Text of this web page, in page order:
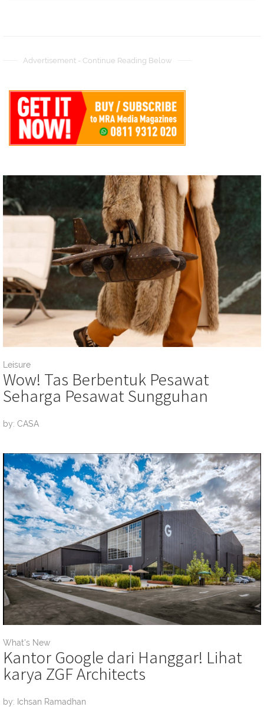
Advertisement - Continue Reading Below
Leisure
Wow! Tas Berbentuk Pesawat
Seharga Pesawat Sungguhan
by: CASA
What's New
Kantor Google dari Hanggar! Lihat
karya ZGF Architects
by: Ichsan Ramadhan